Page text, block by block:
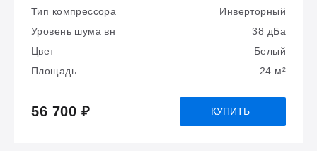
Тип компрессора
Инверторный
Уровень шума вн
38 дБа
Цвет
Белый
Площадь
24 м²
56 700 ₽ КУПИТЬ